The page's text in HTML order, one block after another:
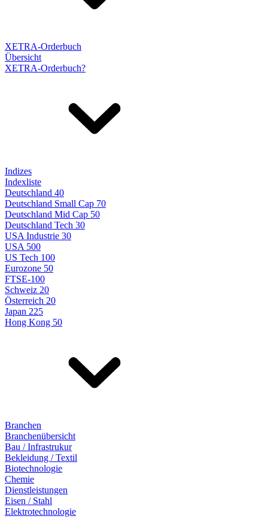
XETRA-Orderbuch
Übersicht
XETRA-Orderbuch?
Indizes
Indexliste
Deutschland 40
Deutschland Small Cap 70
Deutschland Mid Cap 50
Deutschland Tech 30
USA Industrie 30
USA 500
US Tech 100
Eurozone 50
FTSE-100
Schweiz 20
Österreich 20
Japan 225
Hong Kong 50
Branchen
Branchenübersicht
Bau / Infrastrukur
Bekleidung / Textil
Biotechnologie
Chemie
Dienstleistungen
Eisen / Stahl
Elektrotechnologie